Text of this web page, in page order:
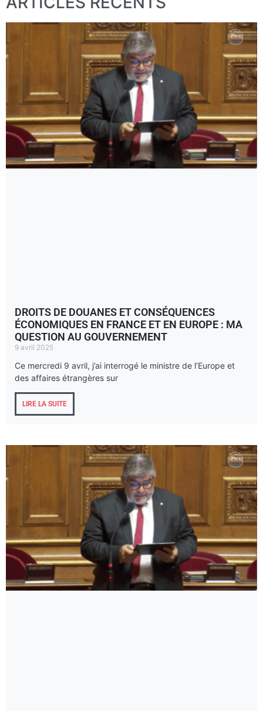
DROITS DE DOUANES ET CONSÉQUENCES
ÉCONOMIQUES EN FRANCE ET EN EUROPE : MA
QUESTION AU GOUVERNEMENT
9 avril 2025
Ce mercredi 9 avril, j’ai interrogé le ministre de l’Europe et
des affaires étrangères sur
LIRE LA SUITE